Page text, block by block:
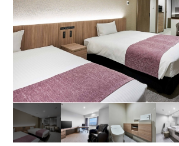
※ベビーベッド設置可
※当ホテル最上階（20階）
約58.3平米のゆったりしたお部屋です
ベット4台のお部屋、ハリウット使用
洗面台 2台、電子レンジ 、洗濯機設置
テレビ65インチ
オーバーヘッドーシャワー付きの浴室
「ReFa FINE BUBBLE PURE(シャワ
ない水と微細な泡へのこだわり、やさ
し、心地よく温め、うるおいを与えま